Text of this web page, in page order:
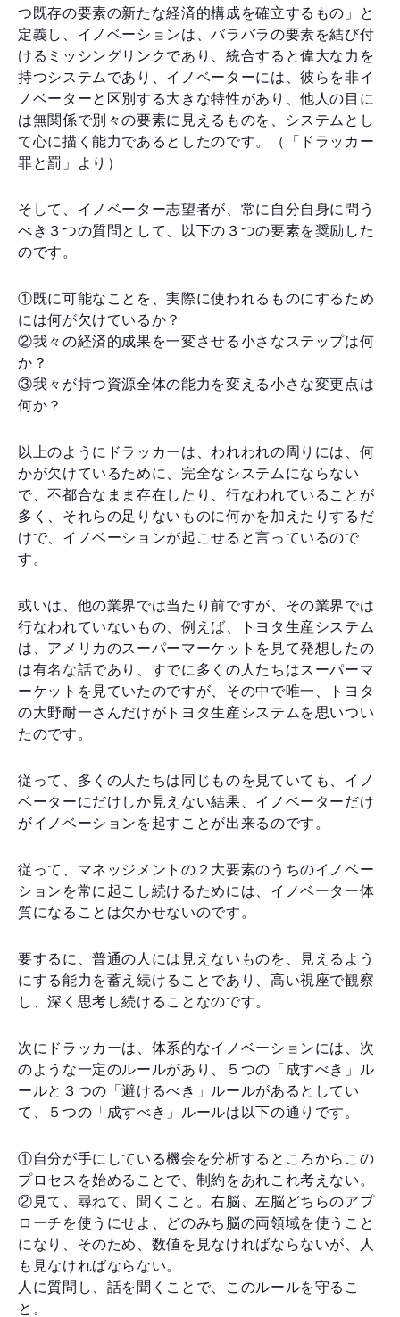
つ既存の要素の新たな経済的構成を確立するもの」と
定義し、イノベーションは、バラバラの要素を結び付
けるミッシングリンクであり、統合すると偉大な力を
持つシステムであり、イノベーターには、彼らを非イ
ノベーターと区別する大きな特性があり、他人の目に
は無関係で別々の要素に見えるものを、システムとし
て心に描く能力であるとしたのです。（「ドラッカー
罪と罰」より）
そして、イノベーター志望者が、常に自分自身に問う
べき３つの質問として、以下の３つの要素を奨励した
のです。
①既に可能なことを、実際に使われるものにするため
には何が欠けているか？
②我々の経済的成果を一変させる小さなステップは何
か？
③我々が持つ資源全体の能力を変える小さな変更点は
何か？
以上のようにドラッカーは、われわれの周りには、何
かが欠けているために、完全なシステムにならない
で、不都合なまま存在したり、行なわれていることが
多く、それらの足りないものに何かを加えたりするだ
けで、イノベーションが起こせると言っているので
す。
或いは、他の業界では当たり前ですが、その業界では
行なわれていないもの、例えば、トヨタ生産システム
は、アメリカのスーパーマーケットを見て発想したの
は有名な話であり、すでに多くの人たちはスーパーマ
ーケットを見ていたのですが、その中で唯一、トヨタ
の大野耐一さんだけがトヨタ生産システムを思いつい
たのです。
従って、多くの人たちは同じものを見ていても、イノ
ベーターにだけしか見えない結果、イノベーターだけ
がイノベーションを起すことが出来るのです。
従って、マネッジメントの２大要素のうちのイノベー
ションを常に起こし続けるためには、イノベーター体
質になることは欠かせないのです。
要するに、普通の人には見えないものを、見えるよう
にする能力を蓄え続けることであり、高い視座で観察
し、深く思考し続けることなのです。
次にドラッカーは、体系的なイノベーションには、次
のような一定のルールがあり、５つの「成すべき」ル
ールと３つの「避けるべき」ルールがあるとしてい
て、５つの「成すべき」ルールは以下の通りです。
①自分が手にしている機会を分析するところからこの
プロセスを始めることで、制約をあれこれ考えない。
②見て、尋ねて、聞くこと。右脳、左脳どちらのアプ
ローチを使うにせよ、どのみち脳の両領域を使うこと
になり、そのため、数値を見なければならないが、人
も見なければならない。
人に質問し、話を聞くことで、このルールを守るこ
と。